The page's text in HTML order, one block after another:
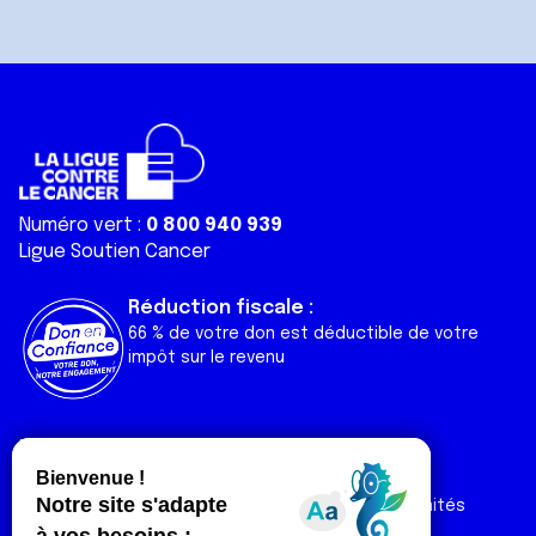
Numéro vert : 0 800 940 939
Ligue Soutien Cancer
Réduction fiscale :
66 % de votre don est déductible de votre
impôt sur le revenu
Liens utiles
Nos actualités
Nos publications
Espace Ligue & comités